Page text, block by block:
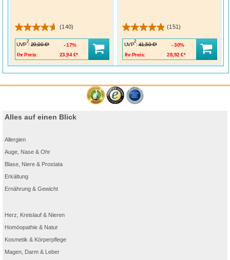
(140)
UVP
2
: 29,00 €*
Ihr Preis:
23,94 €*
17%
(151)
UVP
2
: 41,50 €*
Ihr Preis:
28,92 €*
30%
Alles auf einen Blick
Allergien
Auge, Nase & Ohr
Blase, Niere & Prostata
Erkältung
Ernährung & Gewicht
Herz, Kreislauf & Nieren
Homöopathie & Natur
Kosmetik & Körperpflege
Magen, Darm & Leber